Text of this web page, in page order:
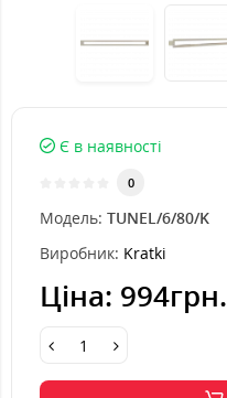
Є в наявності
0
Модель: TUNEL/6/80/K
Виробник: Kratki
Ціна: 994грн.